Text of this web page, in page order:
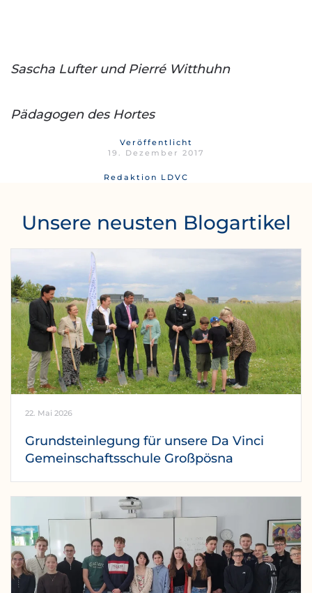
Sascha Lufter und Pierré Witthuhn
Pädagogen des Hortes
Veröffentlicht
19. Dezember 2017
Redaktion LDVC
Unsere neusten Blogartikel
22. Mai 2026
Grundsteinlegung für unsere Da Vinci
Gemeinschaftsschule Großpösna